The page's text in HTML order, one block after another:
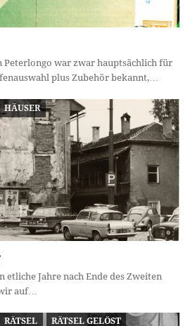
Peterlongo war zwar hauptsächlich für
plus Zubehör bekannt,…
HÄUSER
etliche Jahre nach Ende des Zweiten
auf…
RÄTSEL RÄTSEL GELÖST